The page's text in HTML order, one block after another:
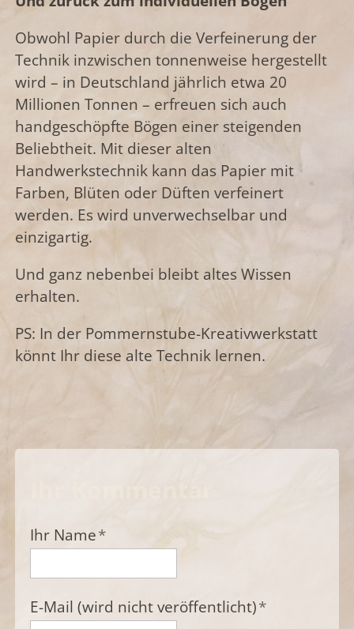
Obwohl Papier durch die Verfeinerung der
Technik inzwischen tonnenweise hergestellt
wird – in Deutschland jährlich etwa 20
Millionen Tonnen – erfreuen sich auch
handgeschöpfte Bögen einer steigenden
Beliebtheit. Mit dieser alten
Handwerkstechnik kann das Papier mit
Farben, Blüten oder Düften verfeinert
werden. Es wird unverwechselbar und
einzigartig.
Und ganz nebenbei bleibt altes Wissen
erhalten.
PS: In der Pommernstube-Kreativwerkstatt
könnt Ihr diese alte Technik lernen.
Ihr Name*
E-Mail (wird nicht veröffentlicht)*